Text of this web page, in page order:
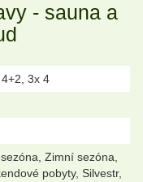
- sauna a
3x 4
Zimní sezóna,
pobyty, Silvestr,